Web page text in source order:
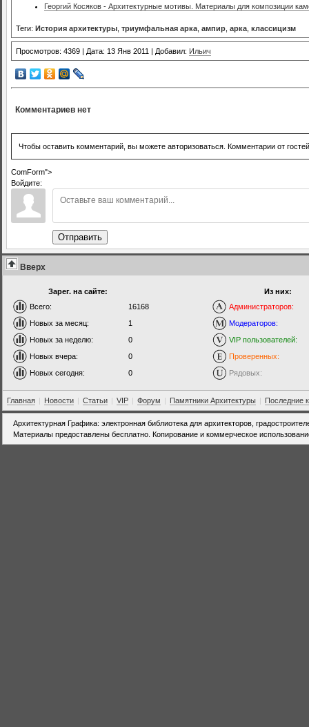
Георгий Косяков - Архитектурные мотивы. Материалы для композиции
Теги: История архитектуры триумфальная арка ампир арка классицизм
Просмотров: 4369 | Дата: 13 Янв 2011 | Добавил: Ильич
Комментариев нет
Чтобы оставить комментарий, вы можете авторизоваться. Комментарии от
ComForm">
Войдите:
Отправить
Вверх
Зарег. на сайте:
Всего:
16168
Новых за месяц:
1
Новых за неделю:
0
Новых вчера:
0
Новых сегодня:
0
Из них:
Администраторов:
Модераторов:
VIP пользователей:
Проверенных:
Рядовых:
Главная | Новости | Статьи | VIP | Форум | Памятники Архитектуры | Последние
Архитектурная Графика: электронная библиотека для архитекторов,
Материалы предоставлены бесплатно. Копирование и коммерческое